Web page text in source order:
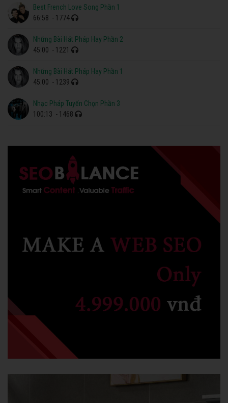
Best French Love Song Phần 1
66:58 - 1774
Những Bài Hát Pháp Hay Phần 2
45:00 - 1221
Những Bài Hát Pháp Hay Phần 1
45:00 - 1239
Nhạc Pháp Tuyển Chọn Phần 3
100:13 - 1468